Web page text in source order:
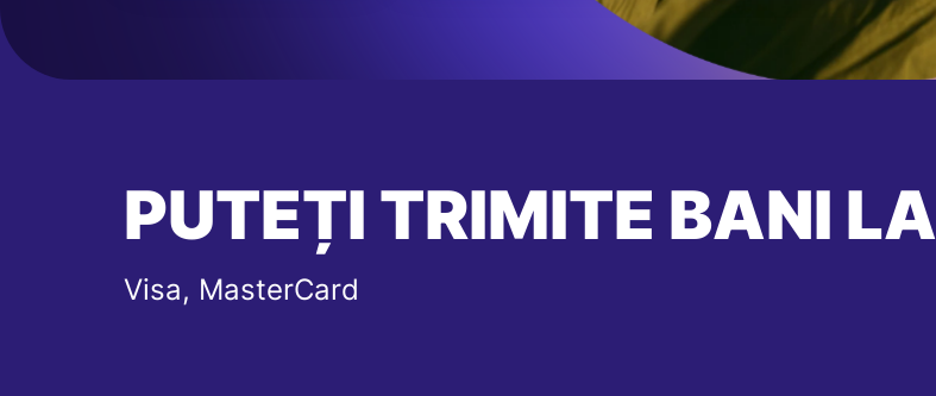
PUTEȚI TRIMITE BANI LA
Visa, MasterCard